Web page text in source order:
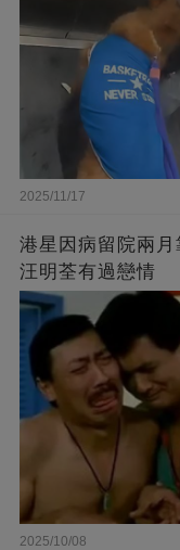
2025/11/17
港星因病留院兩
汪明荃有過戀情
2025/10/08